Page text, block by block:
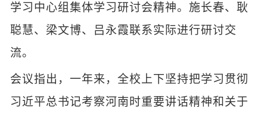
学习中心组集体学习研讨会精神。施长春、耿
聪慧、梁文博、吕永霞联系实际进行研讨交
流。
会议指出，一年来，全校上下坚持把学习贯彻
习近平总书记考察河南时重要讲话精神和关于